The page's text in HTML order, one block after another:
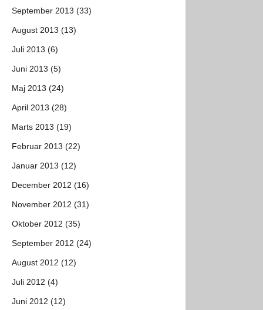
September 2013 (33)
August 2013 (13)
Juli 2013 (6)
Juni 2013 (5)
Maj 2013 (24)
April 2013 (28)
Marts 2013 (19)
Februar 2013 (22)
Januar 2013 (12)
December 2012 (16)
November 2012 (31)
Oktober 2012 (35)
September 2012 (24)
August 2012 (12)
Juli 2012 (4)
Juni 2012 (12)